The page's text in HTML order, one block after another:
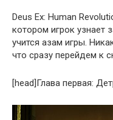
Deus Ex: Human
котором игрок узнает
учится азам игры.
что сразу перейдем к
[head]Глава первая: